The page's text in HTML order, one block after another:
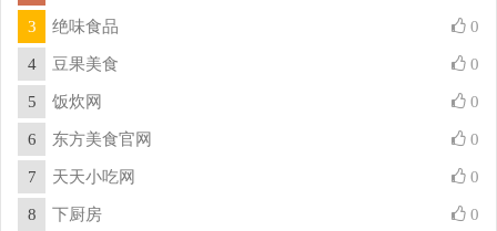
3 绝味食品 0
4 豆果美食 0
5 饭炊网 0
6 东方美食官网 0
7 天天小吃网 0
8 下厨房 0